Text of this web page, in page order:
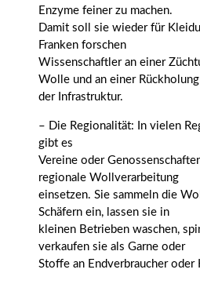
Enzyme feiner zu machen.
Damit soll sie wieder für
Franken forschen
Wissenschaftler an einer
Wolle und an einer Rückholung
der Infrastruktur.
– Die Regionalität: In vielen
gibt es
Vereine oder
regionale Wollverarbeitung
einsetzen. Sie sammeln die
Schäfern ein, lassen sie in
kleinen Betrieben waschen,
verkaufen sie als Garne oder
Stoffe an Endverbraucher oder